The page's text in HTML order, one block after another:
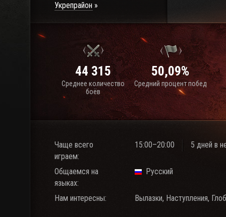
Укрепрайон
44 315
Среднее количество
боёв
50,09%
Средний процент побед
Чаще всего
играем:
15:00–20:00 5 дней в
Общаемся на
языках:
Русский
Нам интересны: Вылазки, Наступления,